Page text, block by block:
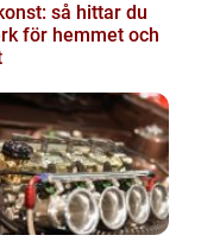
så hittar du
för hemmet och